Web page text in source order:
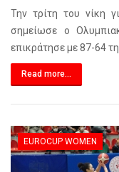
Την τρίτη του νίκη
σημείωσε ο
επικράτησε με 87-64
Read more...
EUROCUP WOMEN